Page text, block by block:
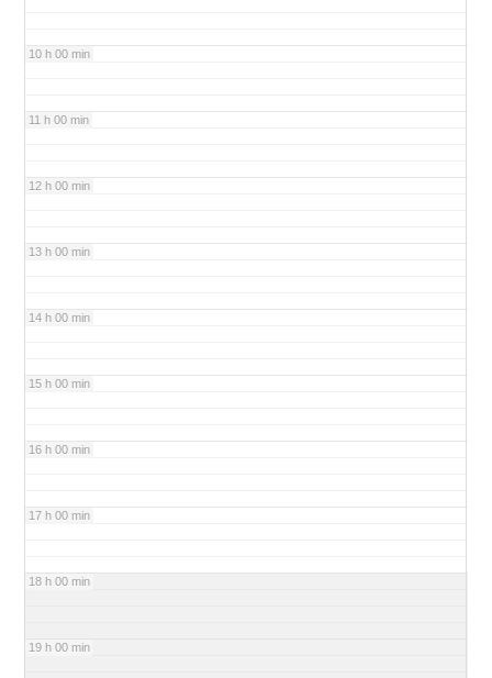
10 h 00 min
11 h 00 min
12 h 00 min
13 h 00 min
14 h 00 min
15 h 00 min
16 h 00 min
17 h 00 min
18 h 00 min
19 h 00 min